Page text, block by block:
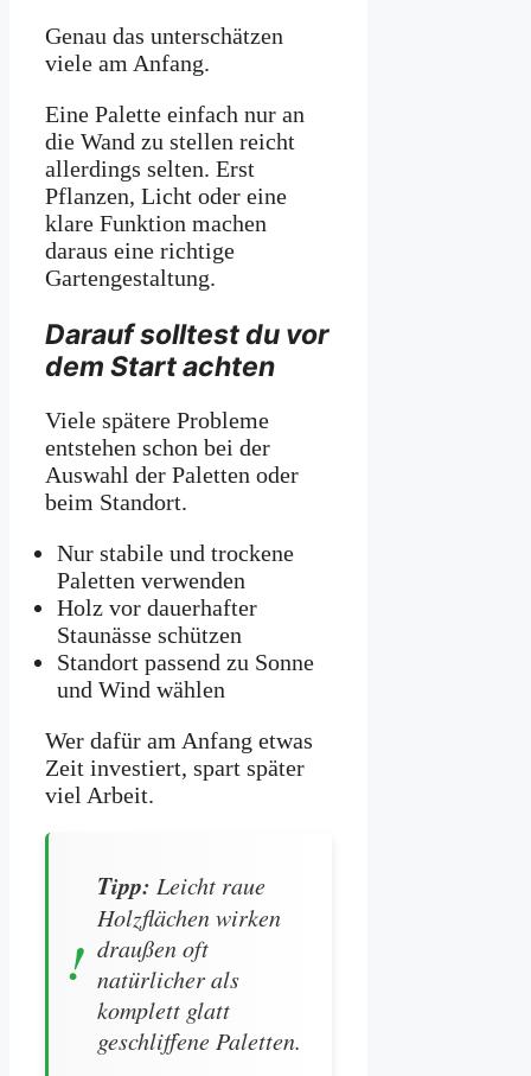
Genau das unterschätzen
viele am Anfang.
Eine Palette einfach nur an
die Wand zu stellen reicht
allerdings selten. Erst
Pflanzen, Licht oder eine
klare Funktion machen
daraus eine richtige
Gartengestaltung.
Darauf solltest du vor
dem Start achten
Viele spätere Probleme
entstehen schon bei der
Auswahl der Paletten oder
beim Standort.
Nur stabile und trockene
Paletten verwenden
Holz vor dauerhafter
Staunässe schützen
Standort passend zu Sonne
und Wind wählen
Wer dafür am Anfang etwas
Zeit investiert, spart später
viel Arbeit.
Tipp: Leicht raue
Holzflächen wirken
draußen oft
natürlicher als
komplett glatt
geschliffene Paletten.